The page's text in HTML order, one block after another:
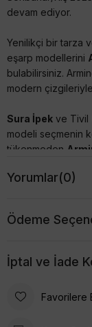
devam ediyor.
Yenilikçi bir tarza
eşarp modellerini
bulabilirsiniz.
modern
Sura İpek ve Tivil
modeli seçmenin
tükenmeden
Armine İpek
- İncelediğiniz
Yorumlar(0)
Ödeme
İptal ve İade
Favorilere